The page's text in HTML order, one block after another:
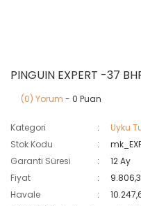
PINGUIN EXPERT -37
(0) Yorum - 0 Puan
Kategori
Uyku
Stok Kodu
Garanti Süresi
12 Ay
Fiyat
Havale